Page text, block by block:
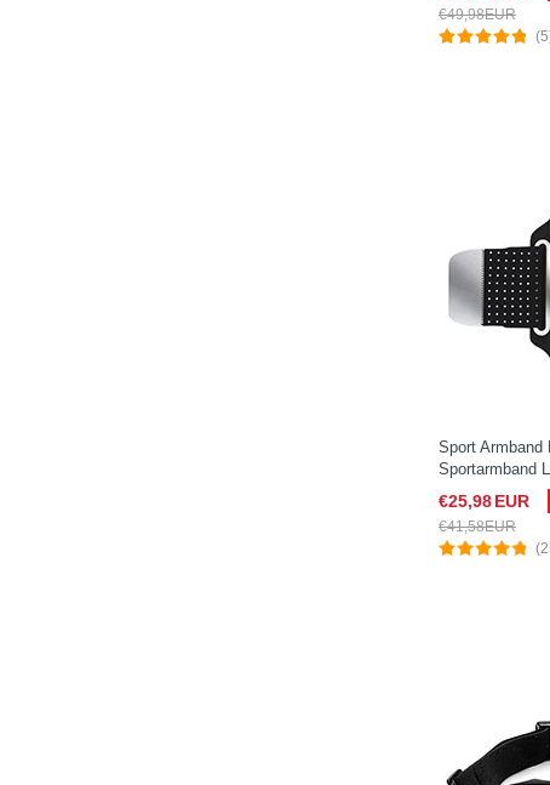
€49,98EUR
Sport Armband
Sportarmband
B35 für Google
€25,98EUR
€41,58EUR